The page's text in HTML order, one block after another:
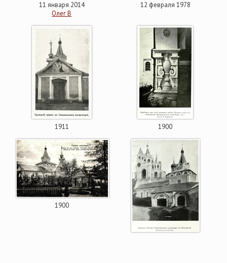
11 января 2014
Олег В
12 февраля 1978
1911 1900
1900